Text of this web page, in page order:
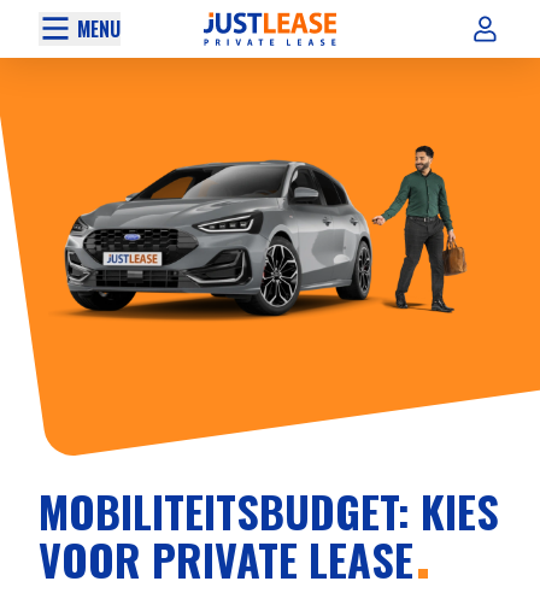
MENU
MOBILITEITSBUDGET: KIES
VOOR PRIVATE LEASE